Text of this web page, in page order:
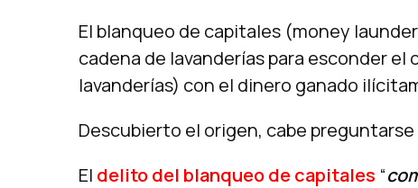
El blanqueo de capitales (money
cadena de lavanderías para esconder
lavanderías) con el dinero ganado
Descubierto el origen, cabe preguntarse
El delito del blanqueo de capitales “